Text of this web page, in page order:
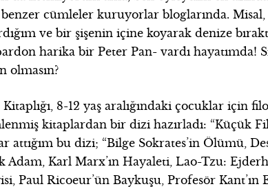
cümleler kuruyorlar bloglarında. Misal,
ve bir şişenin içine koyarak denize
harika bir Peter Pan- vardı hayatımda!
olmasın?
Kitaplığı, 8-12 yaş aralığındaki çocuklar için
kitaplardan bir dizi hazırladı: “Küçük
attığım bu dizi; “Bilge Sokrates’in Ölümü,
Adam, Karl Marx’ın Hayaleti, Lao-Tzu:
Paul Ricoeur’ün Baykuşu, Profesör Kant’ın